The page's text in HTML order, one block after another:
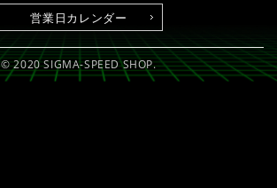
営業日カレンダー
© 2020 SIGMA-SPEED SHOP.